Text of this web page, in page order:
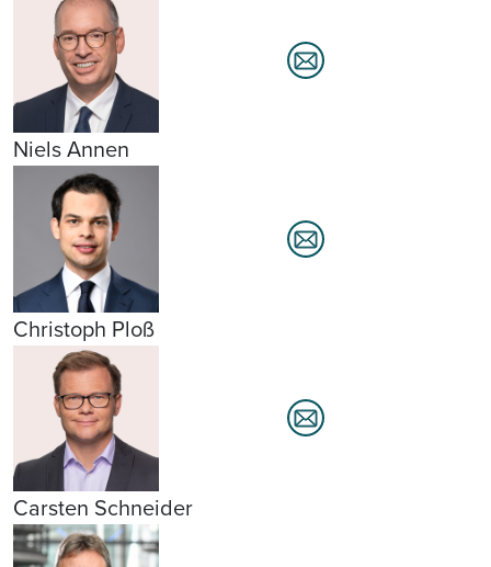
Niels Annen
Christoph Ploß
Carsten Schneider